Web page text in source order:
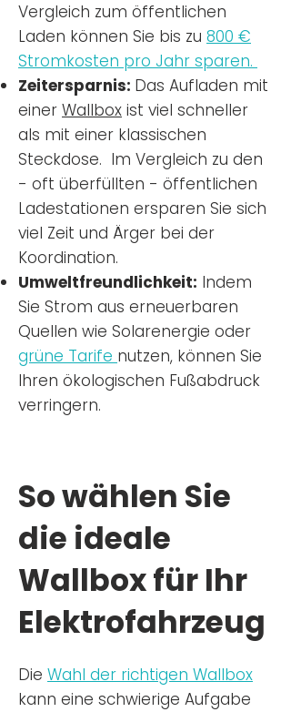
Vergleich zum öffentlichen
Laden können Sie bis zu 800 €
Stromkosten pro Jahr sparen.
Zeitersparnis: Das Aufladen mit
einer Wallbox ist viel schneller
als mit einer klassischen
Steckdose. Im Vergleich zu den
- oft überfüllten - öffentlichen
Ladestationen ersparen Sie sich
viel Zeit und Ärger bei der
Koordination.
Umweltfreundlichkeit: Indem
Sie Strom aus erneuerbaren
Quellen wie Solarenergie oder
grüne Tarife nutzen, können Sie
Ihren ökologischen Fußabdruck
verringern.
So wählen Sie
die ideale
Wallbox für Ihr
Elektrofahrzeug
Die Wahl der richtigen Wallbox
kann eine schwierige Aufgabe